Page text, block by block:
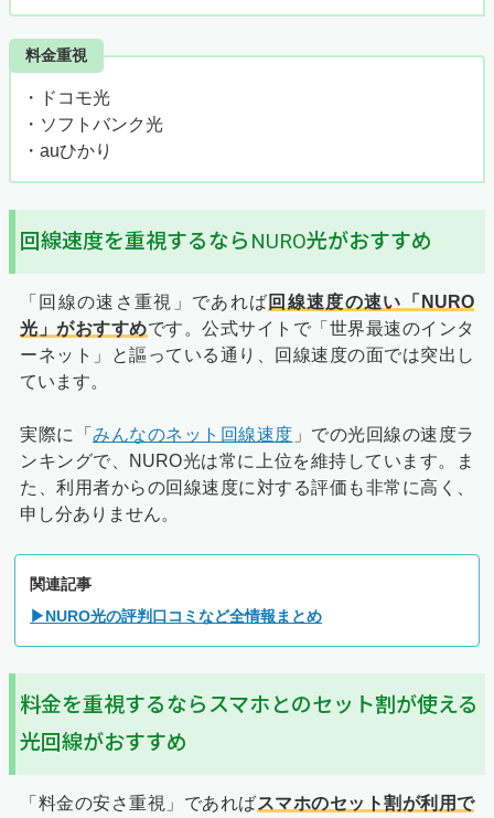
料金重視
・ドコモ光
・ソフトバンク光
・auひかり
回線速度を重視するならNURO光がおすすめ
「回線の速さ重視」であれば 回線速度の速い「NURO
光」がおすすめです。公式サイトで「世界最速のインタ
ーネット」と謳っている通り、回線速度の面では突出し
ています。
実際に「 みんなのネット回線速度 」での光回線の速度ラ
ンキングで、NURO光は常に上位を維持しています。ま
た、利用者からの回線速度に対する評価も非常に高く、
申し分ありません。
関連記事
▶NURO光の評判口コミなど全情報まとめ
料金を重視するならスマホとのセット割が使える
光回線がおすすめ
「料金の安さ重視」であればスマホのセット割が利用で